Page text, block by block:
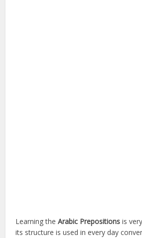
Learning theArabic Prepositions is
its structure is used in every day